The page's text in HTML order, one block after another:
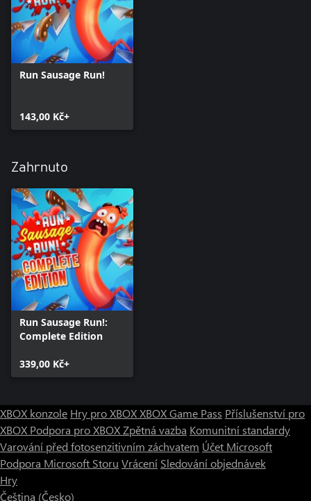
Run Sausage Run!
143,00 Kč+
Zahrnuto
Run Sausage Run!:
Complete Edition
339,00 Kč+
XBOX konzole Hry pro XBOXXBOX Game Pass Příslušenství pro
XBOX Podpora pro XBOXZpětná vazba Komunitní standardy
Varování před fotosenzitivním záchvatem Účet Microsoft
Podpora Microsoft Storu Vrácení Sledování objednávek
Hry
Čeština (Česko)